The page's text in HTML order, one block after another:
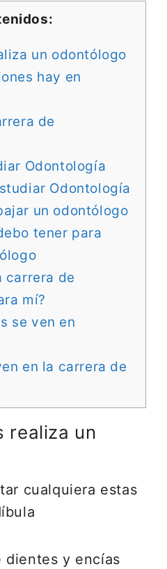
un odontólogo
hay en
de
Odontología
Odontología
un odontólogo
tener para
carrera de
mí?
se ven en
en la carrera de
realiza un
cualquiera estas
dientes y encías